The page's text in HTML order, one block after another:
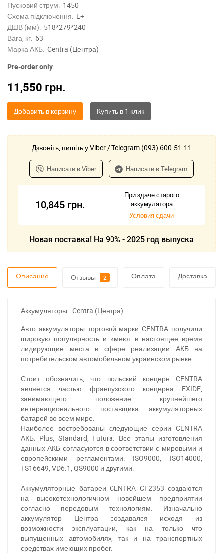
Пусковий струм: 1450
Схема підключення: L+
ДШВ (мм): 518*279*240
Вага, кг: 63
Марка АКБ: Centra (Центра)
Pre-order only
11,550 грн.
Добавить в корзину
Дзвоніть, пишіть у Viber / Telegram (093) 600-51-11
Написати в Viber Написати в Telegram
10,845 грн.
При здаче старого
аккумулятора
Условия сдачи
Новая поставка! На 90% - 2025 год выпуска
Описание Отзывы 2 Оплата Доставка
Аккумуляторы - Centra (Центра)
Авто аккумуляторы торговой марки CENTRA получили
широкую популярность и имеют в настоящее время
лидирующие места в сфере реализации АКБ на
потребительском автомобильном украинском рынке.
Стоит обозначить, что польский концерн CENTRA
является частью французского концерна EXIDE,
занимающего положение крупнейшего
интернационального поставщика аккумуляторных
батарей во всем мире.
Наиболее востребованы следующие серии CENTRA
АКБ: Plus, Standard, Futura. Все этапы изготовления
данных АКБ согласуются в соответствии с мировыми и
европейскими регламентами: ISO9000, ISO14000,
TS16649, VD6.1, QS9000 и другими.
Аккумуляторные батареи CENTRA CF2353 создаются
на высокотехнологичном новейшем предприятии
согласно передовым технологиям. Изначально
аккумулятор Центра создавался исходя из
возможности эксплуатации, как на только что
выпущенных автомобилях, так и на транспортных
средствах имеющих пробег.
За відсутності звязку - дзвоніть, пишіть у Viber / Telegram